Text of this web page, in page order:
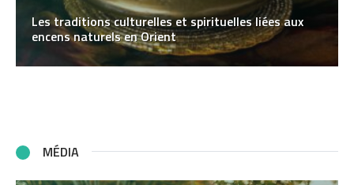
Les traditions culturelles et spirituelles liées aux
encens naturels en Orient
MÉDIA